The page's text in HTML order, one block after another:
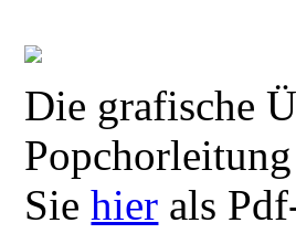
Die grafische
Siehier als